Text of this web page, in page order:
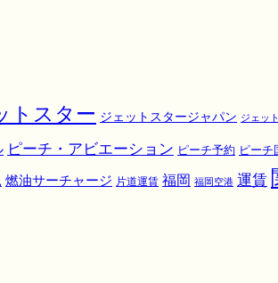
トスター ジェットスタージャパン ジェッ
ピーチ・アビエーション ピーチ予約 ピーチ
燃油サーチャージ 片道運賃 福岡 福岡空港 運賃